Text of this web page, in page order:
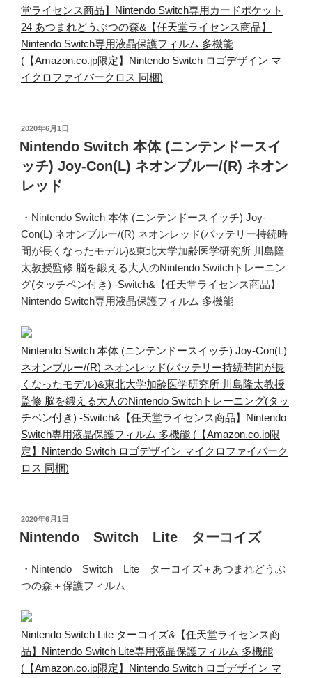
堂ライセンス商品】Nintendo Switch専用カードポケット
24 あつまれどうぶつの森&【任天堂ライセンス商品】
Nintendo Switch専用液晶保護フィルム 多機能
(【Amazon.co.jp限定】Nintendo Switch ロゴデザイン マ
イクロファイバークロス 同梱)
投
稿
日:
2020年6月1日
Nintendo Switch 本体 (ニンテンドースイ
ッチ) Joy-Con(L) ネオンブルー/(R) ネオン
レッド
・Nintendo Switch 本体 (ニンテンドースイッチ) Joy-
Con(L) ネオンブルー/(R) ネオンレッド(バッテリー持続時
間が長くなったモデル)&東北大学加齢医学研究所 川島隆
太教授監修 脳を鍛える大人のNintendo Switchトレーニン
グ(タッチペン付き) -Switch&【任天堂ライセンス商品】
Nintendo Switch専用液晶保護フィルム 多機能
Nintendo Switch 本体 (ニンテンドースイッチ) Joy-Con(L)
ネオンブルー/(R) ネオンレッド(バッテリー持続時間が長
くなったモデル)&東北大学加齢医学研究所 川島隆太教授
監修 脳を鍛える大人のNintendo Switchトレーニング(タッ
チペン付き) -Switch&【任天堂ライセンス商品】Nintendo
Switch専用液晶保護フィルム 多機能 (【Amazon.co.jp限
定】Nintendo Switch ロゴデザイン マイクロファイバーク
ロス 同梱)
投
稿
日:
2020年6月1日
Nintendo Switch Lite ターコイズ
・Nintendo Switch Lite ターコイズ＋あつまれどうぶ
つの森＋保護フィルム
Nintendo Switch Lite ターコイズ&【任天堂ライセンス商
品】Nintendo Switch Lite専用液晶保護フィルム 多機能
(【Amazon.co.jp限定】Nintendo Switch ロゴデザイン マ